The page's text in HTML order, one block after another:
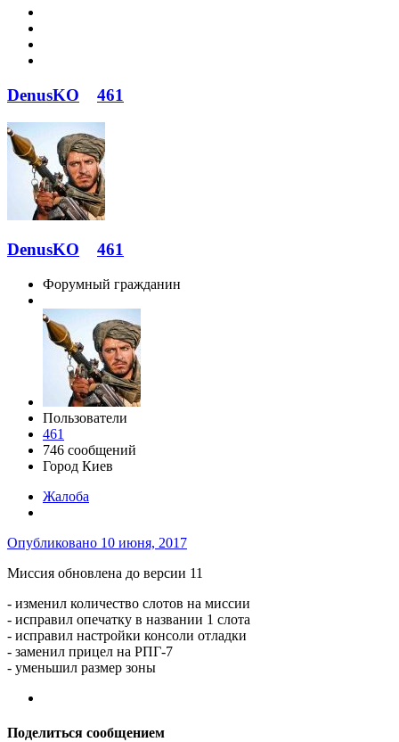
DenusKO 461
DenusKO 461
Форумный гражданин
Пользователи
461
746 сообщений
Город Киев
Жалоба
Опубликовано 10 июня, 2017
Миссия обновлена до версии 11
- изменил количество слотов на миссии
- исправил опечатку в названии 1 слота
- исправил настройки консоли отладки
- заменил прицел на РПГ-7
- уменьшил размер зоны
Поделиться сообщением